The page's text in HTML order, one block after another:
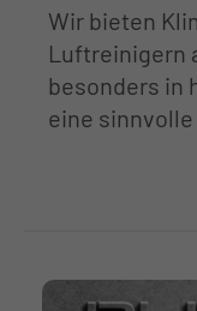
Wir bieten
Luftreinigern
besonders in
eine